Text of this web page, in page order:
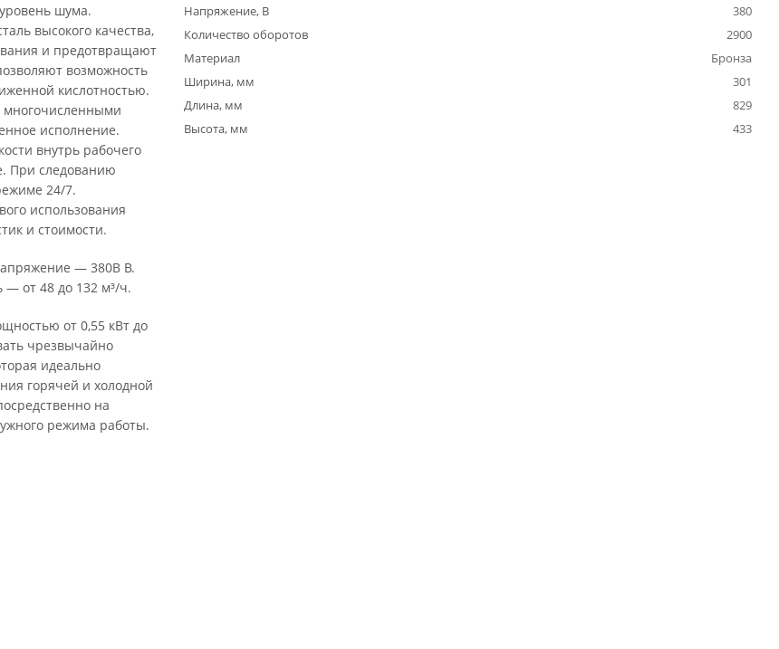
шума.
высокого качества,
и предотвращают
возможность
кислотностью.
многочисленными
исполнение.
внутрь рабочего
При следованию
24/7.
использования
и стоимости.
— 380В В.
— от 48 до 132 м³/ч.
от 0,55 кВт до
чрезвычайно
идеально
горячей и холодной
на
режима работы.
Напряжение, В
380
Количество оборотов
2900
Материал
Бронза
Ширина, мм
301
Длина, мм
829
Высота, мм
433